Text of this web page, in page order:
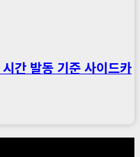
간 발동 기준 사이드카